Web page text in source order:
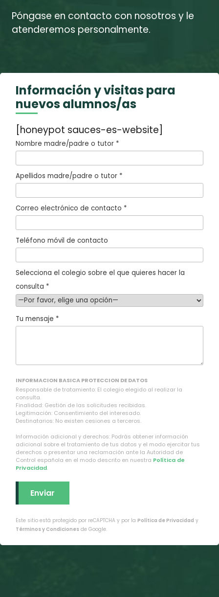
Póngase en contacto con nosotros y le
atenderemos personalmente.
Información y visitas para
nuevos alumnos/as
[honeypot sauces-es-website]
Nombre madre/padre o tutor *
Apellidos madre/padre o tutor *
Correo electrónico de contacto *
Teléfono móvil de contacto
Selecciona el colegio sobre el que quieres hacer la
consulta *
Tu mensaje *
INFORMACION BASICA PROTECCION DE DATOS
Responsable de tratamiento: El colegio elegido al realizar la
consulta.
Finalidad: Gestión de las solicitudes recibidas.
Legitimación: Consentimiento del interesado.
Destinatarios: No existen cesiones a terceros.
Información adicional y derechos: Podrás obtener información
adicional sobre el tratamiento de tus datos y el modo ejercitar tus
derechos o presentar una reclamación ante la Autoridad de
Control española en el modo descrito en nuestra Política de
Privacidad.
Este sitio está protegido por reCAPTCHA y por la Política de Privacidad y
Términos y Condiciones de Google.